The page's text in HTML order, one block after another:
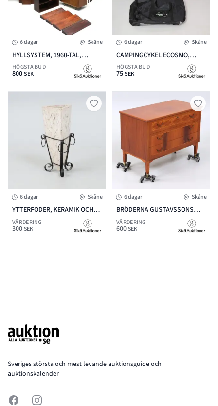
6 dagar Skåne
HYLLSYSTEM, 1960-TAL,
DANMARK, PALISANDER, 4
VÄGGSKIVOR, 2 SKÅP, 4
HYLLPLAN, HÖJD 237 CM,
BREDD 234 CM, CITES-INTYG
HÖGSTA BUD
800SEK
6 dagar Skåne
CAMPINGCYKEL ECOSMO,
HOPFÄLLBAR I VÄSKA
HÖGSTA BUD
75SEK
6 dagar Skåne
YTTERFODER, KERAMIK OCH
SMIDE, H=61
VÄRDERING
300SEK
6 dagar Skåne
BRÖDERNA GUSTAVSSONS
TRÄINDUSTRI, MARKARYD,
1950-TAL MAHOGNY, , BREDD
91 CM, DJUP 46 CM, HÖJD 67
VÄRDERING
600SEK
Sveriges största och mest levande auktionsguide och
auktionskalender
FacebookInstagram